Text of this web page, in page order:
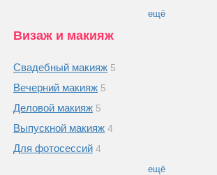
ещё
Визаж и макияж
Свадебный макияж 5
Вечерний макияж 5
Деловой макияж 5
Выпускной макияж 4
Для фотосессий 4
ещё